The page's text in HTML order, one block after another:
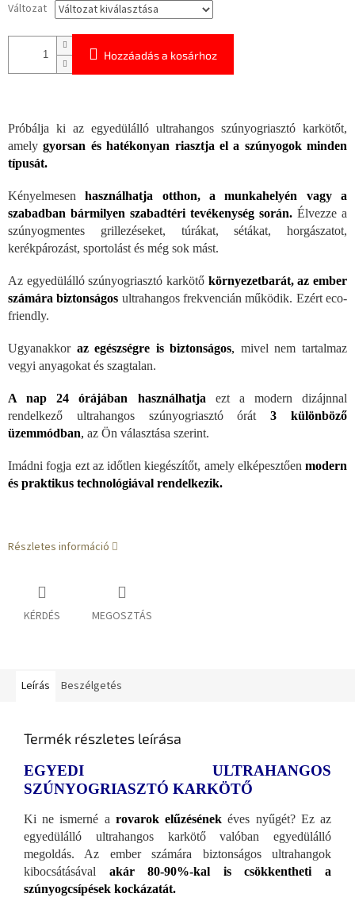
Változat
Hozzáadás a kosárhoz
Próbálja ki az egyedülálló ultrahangos szúnyogriasztó karkötőt,
amelygyorsan és hatékonyan riasztja el a szúnyogok minden
típusát.
Kényelmesen
használhatja otthon, a munkahelyén vagy a
szabadban bármilyen szabadtéri tevékenység során. Élvezze a
szúnyogmentes grillezéseket, túrákat, sétákat, horgászatot,
kerékpározást, sportolást és még sok mást.
Az egyedülálló szúnyogriasztó karkötő környezetbarát, az ember
számára biztonságos ultrahangos frekvencián működik. Ezért eco-
friendly.
Ugyanakkor az egészségre is biztonságos, mivel nem tartalmaz
vegyi anyagokat és szagtalan.
A nap 24 órájában használhatja ezt a modern dizájnnal
rendelkező ultrahangos szúnyogriasztó órát3 különböző
üzemmódban, az Ön választása szerint.
Imádni fogja ezt az időtlen kiegészítőt, amely elképesztően modern
és praktikus technológiával rendelkezik.
Részletes információ
KÉRDÉS MEGOSZTÁS
Leírás Beszélgetés
Termék részletes leírása
EGYEDI ULTRAHANGOS
SZÚNYOGRIASZTÓ KARKÖTŐ
Ki ne ismerné a rovarok elűzésének éves nyűgét? Ez az
egyedülálló ultrahangos karkötő valóban egyedülálló
megoldás. Az ember számára biztonságos ultrahangok
kibocsátásával akár 80-90%-kal is csökkentheti a
szúnyogcsípések kockázatát.